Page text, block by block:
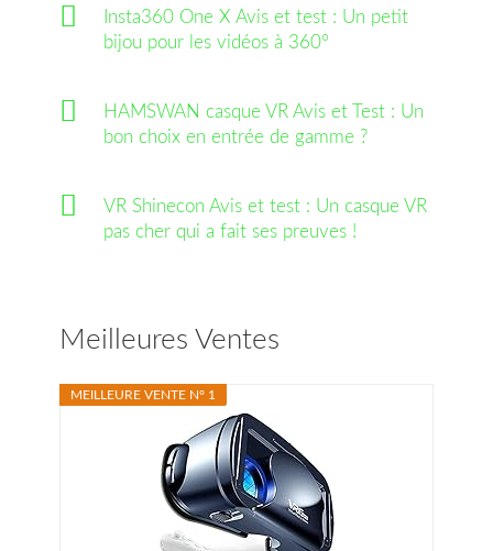
Insta360 One X Avis et test : Un petit
bijou pour les vidéos à 360°
HAMSWAN casque VR Avis et Test : Un
bon choix en entrée de gamme ?
VR Shinecon Avis et test : Un casque VR
pas cher qui a fait ses preuves !
Meilleures Ventes
MEILLEURE VENTE N° 1